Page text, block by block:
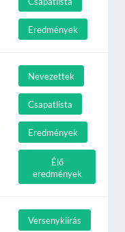
Eredmények
Nevezettek
Csapatlista
Eredmények
Élő
eredmények
Versenykiírás